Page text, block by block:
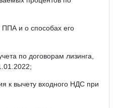
и о способах его
по договорам лизинга,
к вычету входного НДС при